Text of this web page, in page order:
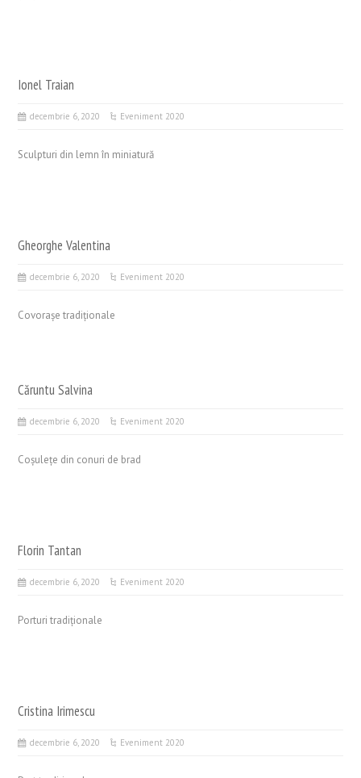
Ionel Traian
decembrie 6, 2020 Eveniment 2020
Sculpturi din lemn în miniatură
Gheorghe Valentina
decembrie 6, 2020 Eveniment 2020
Covorașe tradiționale
Căruntu Salvina
decembrie 6, 2020 Eveniment 2020
Coșulețe din conuri de brad
Florin Tantan
decembrie 6, 2020 Eveniment 2020
Porturi tradiționale
Cristina Irimescu
decembrie 6, 2020 Eveniment 2020